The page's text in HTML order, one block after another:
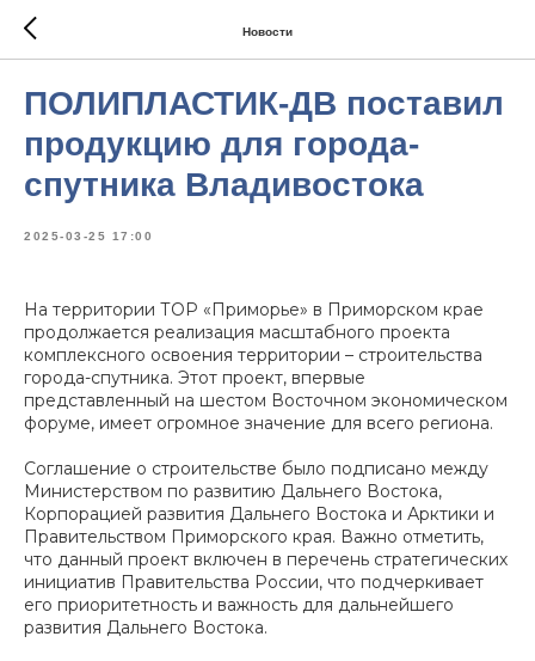
Новости
ПОЛИПЛАСТИК-ДВ поставил
продукцию для города-
спутника Владивостока
2025-03-25 17:00
На территории ТОР «Приморье» в Приморском крае
продолжается реализация масштабного проекта
комплексного освоения территории – строительства
города-спутника. Этот проект, впервые
представленный на шестом Восточном экономическом
форуме, имеет огромное значение для всего региона.
Соглашение о строительстве было подписано между
Министерством по развитию Дальнего Востока,
Корпорацией развития Дальнего Востока и Арктики и
Правительством Приморского края. Важно отметить,
что данный проект включен в перечень стратегических
инициатив Правительства России, что подчеркивает
его приоритетность и важность для дальнейшего
развития Дальнего Востока.